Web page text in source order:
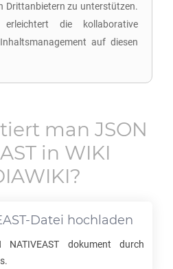
Drittanbietern zu unterstützen.
erleichtert die kollaborative
auf diesen
man JSON
in WIKI
?
-Datei hochladen
NATIVEAST dokument durch